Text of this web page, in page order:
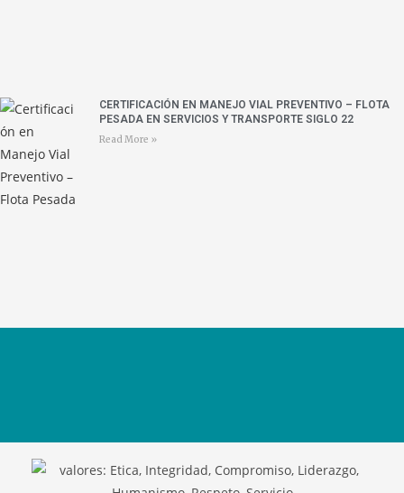
CERTIFICACIÓN EN MANEJO VIAL PREVENTIVO – FLOTA
PESADA EN SERVICIOS Y TRANSPORTE SIGLO 22
Read More »